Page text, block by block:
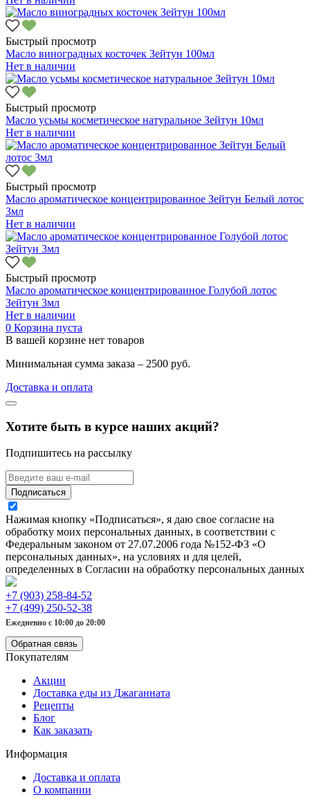
Быстрый просмотр
Масло виноградных косточек Зейтун 100мл
Нет в наличии
Быстрый просмотр
Масло усьмы косметическое натуральное Зейтун 10мл
Нет в наличии
Быстрый просмотр
Масло ароматическое концентрированное Зейтун Белый лотос
3мл
Нет в наличии
Быстрый просмотр
Масло ароматическое концентрированное Голубой лотос
Зейтун 3мл
Нет в наличии
0 Корзина пуста
В вашей корзине нет товаров
Минимальная сумма заказа – 2500 руб.
Доставка и оплата
Хотите быть в курсе наших акций?
Подпишитесь на рассылку
Подписаться
Нажимая кнопку «Подписаться», я даю свое согласие на
обработку моих персональных данных, в соответствии с
Федеральным законом от 27.07.2006 года №152-ФЗ «О
персональных данных», на условиях и для целей,
определенных в Согласии на обработку персональных данных
+7 (903) 258-84-52
+7 (499) 250-52-38
Ежедневно с 10:00 до 20:00
Обратная связь
Покупателям
Акции
Доставка еды из Джаганната
Рецепты
Блог
Как заказать
Информация
Доставка и оплата
О компании